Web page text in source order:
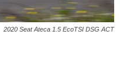
2020 Seat Ateca 1.5 EcoTSI DSG ACT